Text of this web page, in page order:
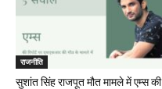
राजनीति
सुशांत सिंह राजपूत मौत मामले में एम्स की